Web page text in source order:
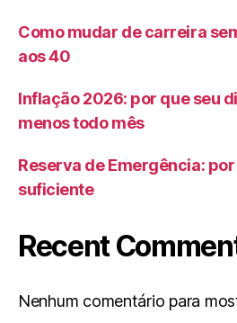
Como mudar de carreira
aos 40
Inflação 2026: por que seu
menos todo mês
Reserva de Emergência:
suficiente
Recent
Nenhum comentário para